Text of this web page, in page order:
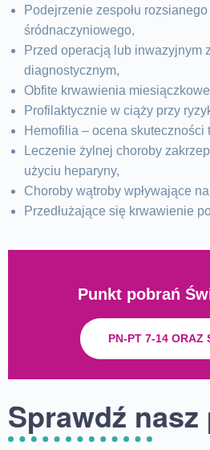
Podejrzenie zespołu
śródnaczyniowego,
Przed operacją lub inwazyjnym
diagnostycznym,
Obfite krwawienia
Profilaktycznie w ciąży przy
Hemofilia – ocena skuteczności
Leczenie żylnej choroby
użyciu heparyny,
Choroby wątroby wpływające
Przedłużające się krwawienie
Punkt pobrań
PN-PT 7-14 ORAZ
Sprawdź nasz